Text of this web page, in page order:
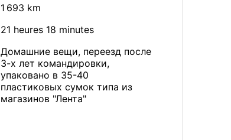
1 693 km
21 heures 18 minutes
Домашние вещи, переезд после
3-х лет командировки,
упаковано в 35-40
пластиковых сумок типа из
магазинов "Лента"